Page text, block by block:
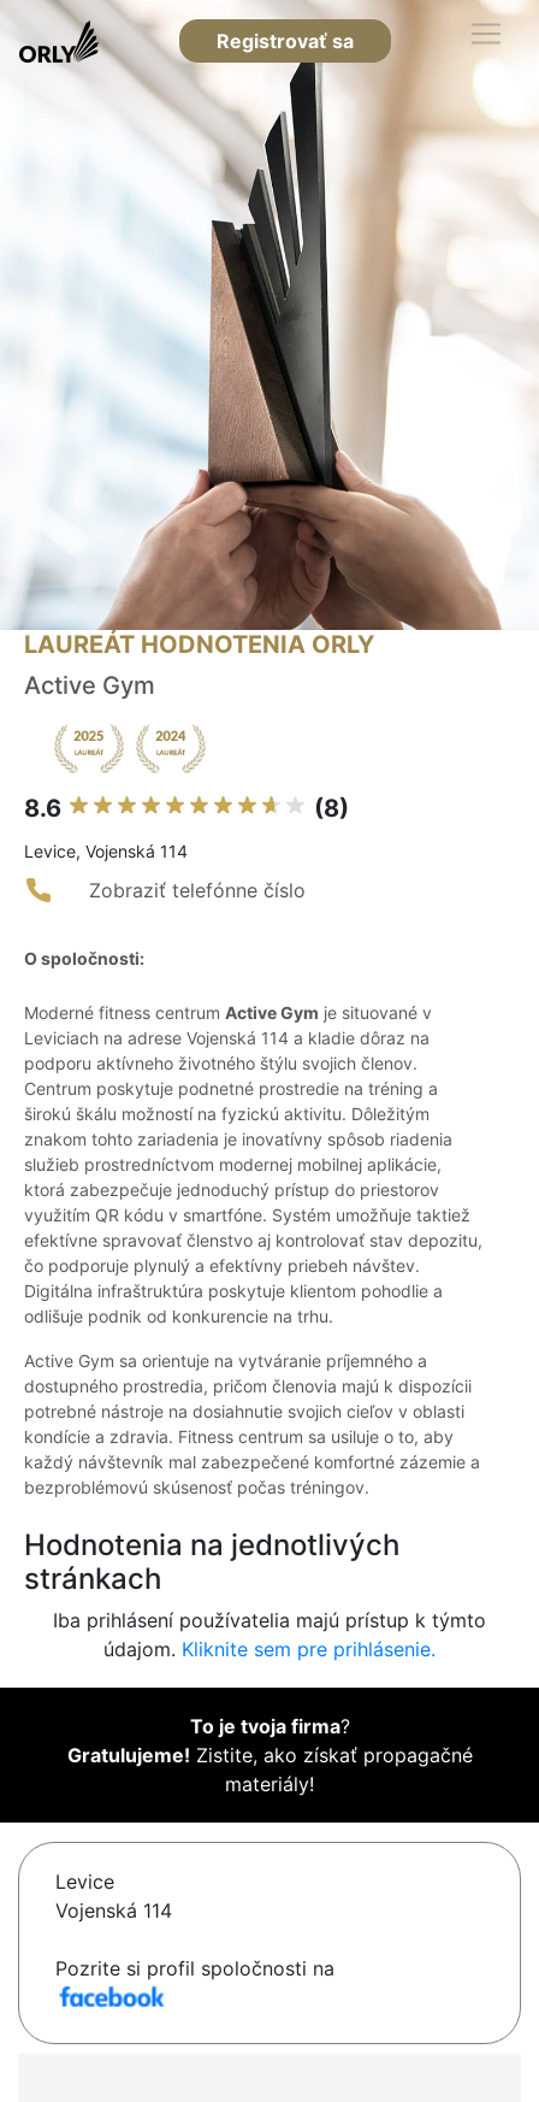
Registrovať sa
LAUREÁT HODNOTENIA ORLY
Active Gym
8.6 (8)
Levice, Vojenská 114
Zobraziť telefónne číslo
O spoločnosti:
Moderné fitness centrum Active Gym je situované v
Leviciach na adrese Vojenská 114 a kladie dôraz na
podporu aktívneho životného štýlu svojich členov.
Centrum poskytuje podnetné prostredie na tréning a
širokú škálu možností na fyzickú aktivitu. Dôležitým
znakom tohto zariadenia je inovatívny spôsob riadenia
služieb prostredníctvom modernej mobilnej aplikácie,
ktorá zabezpečuje jednoduchý prístup do priestorov
využitím QR kódu v smartfóne. Systém umožňuje taktiež
efektívne spravovať členstvo aj kontrolovať stav depozitu,
čo podporuje plynulý a efektívny priebeh návštev.
Digitálna infraštruktúra poskytuje klientom pohodlie a
odlišuje podnik od konkurencie na trhu.
Active Gym sa orientuje na vytváranie príjemného a
dostupného prostredia, pričom členovia majú k dispozícii
potrebné nástroje na dosiahnutie svojich cieľov v oblasti
kondície a zdravia. Fitness centrum sa usiluje o to, aby
každý návštevník mal zabezpečené komfortné zázemie a
bezproblémovú skúsenosť počas tréningov.
Hodnotenia na jednotlivých
stránkach
Iba prihlásení používatelia majú prístup k týmto
údajom. Kliknite sem pre prihlásenie.
To je tvoja firma?
Gratulujeme! Zistite, ako získať propagačné
materiály!
Levice
Vojenská 114
Pozrite si profil spoločnosti na